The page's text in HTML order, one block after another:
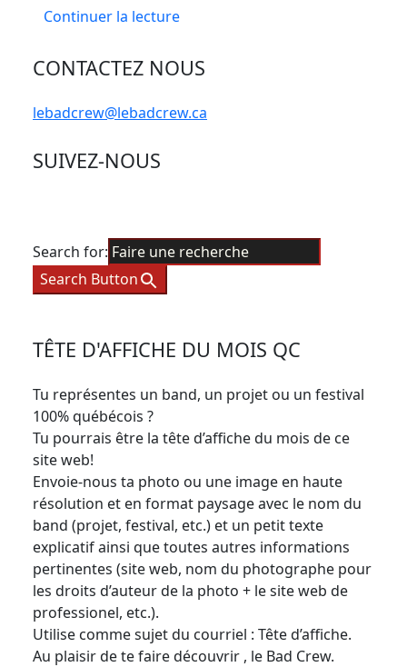
Continuer la lecture
CONTACTEZ NOUS
lebadcrew@lebadcrew.ca
SUIVEZ-NOUS
Search for:
Search Button
TÊTE D'AFFICHE DU MOIS QC
Tu représentes un band, un projet ou un festival
100% québécois ?
Tu pourrais être la tête d’affiche du mois de ce
site web!
Envoie-nous ta photo ou une image en haute
résolution et en format paysage avec le nom du
band (projet, festival, etc.) et un petit texte
explicatif ainsi que toutes autres informations
pertinentes (site web, nom du photographe pour
les droits d’auteur de la photo + le site web de
professionel, etc.).
Utilise comme sujet du courriel : Tête d’affiche.
Au plaisir de te faire découvrir , le Bad Crew.